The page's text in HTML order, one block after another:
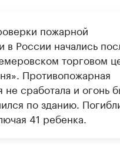
пожарной
в России начались
торговом
Противопожарная
не сработала и огонь
по зданию.
41 ребенка.